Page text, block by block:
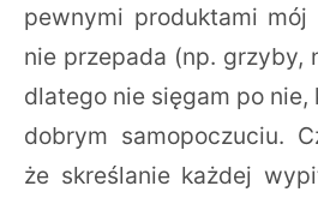
pewnymi produktami mój
nie przepada (np. grzyby,
dlatego nie sięgam po nie,
dobrym samopoczuciu.
że skreślanie każdej